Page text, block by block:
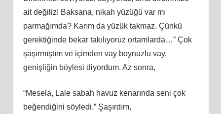
ait değiliz! Baksana, nikah yüzüğü var mı
parmağımda? Karım da yüzük takmaz. Çünkü
gerektiğinde bekar takılıyoruz ortamlarda…” Çok
şaşırmıştım ve içimden vay boynuzlu vay,
genişliğin böylesi diyordum. Az sonra,
“Mesela, Lale sabah havuz kenarında seni çok
beğendiğini söyledi.” Şaşırdım,